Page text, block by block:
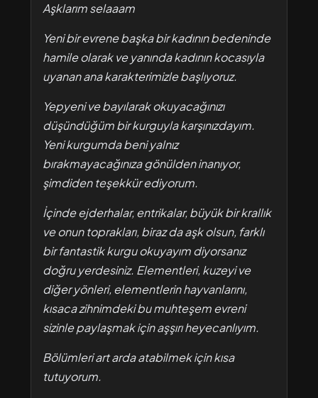
Aşklarım selaaam
Yeni bir evrene başka bir kadının bedeninde
hamile olarak ve yanında kadının kocasıyla
uyanan ana karakterimizle başlıyoruz.
Yepyeni ve bayılarak okuyacağınızı
düşündüğüm bir kurguyla karşınızdayım.
Yeni kurgumda beni yalnız
bırakmayacağınıza gönülden inanıyor,
şimdiden teşekkür ediyorum.
İçinde ejderhalar, entrikalar, büyük bir krallık
ve onun toprakları, biraz da aşk olsun, farklı
bir fantastik kurgu okuyayım diyorsanız
doğru yerdesiniz. Elementleri, kuzeyi ve
diğer yönleri, elementlerin hayvanlarını,
kısaca zihnimdeki bu muhteşem evreni
sizinle paylaşmak için aşşırı heyecanlıyım.
Bölümleri art arda atabilmek için kısa
tutuyorum.